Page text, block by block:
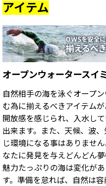
アイテム
オープンウォータースイ
自然相手の海を泳ぐオープ
む為に揃えるべきアイテム
開放感を感じられ、入水し
出来ます。また、天候、波
じ環境になる事はありませ
なたに発見を与えどんどん
魅力たっぷりの海は変化が
す。準備を怠れば、自然は